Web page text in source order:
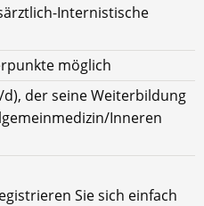
Internistische
möglich
der seine Weiterbildung
Inneren
Sie sich einfach